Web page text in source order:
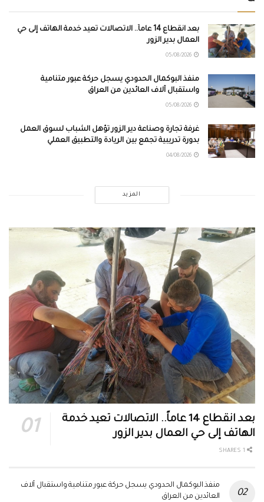
بعد انقطاع 14 عاماً.. الاتصالات تعيد خدمة الهاتف إلى حي
العمال بدير الزور
منفذ البوكمال الحدودي يسجل حركة عبور متنامية
واستقبال آلاف العائدين من العراق
غرفة تجارة وصناعة دير الزور تؤهل الشباب لسوق العمل
بدورة تدريبية تجمع بين الريادة والتطبيق العملي
المزيد
بعد انقطاع 14 عاماً.. الاتصالات تعيد خدمة
الهاتف إلى حي العمال بدير الزور
منفذ البوكمال الحدودي يسجل حركة عبور متنامية واستقبال آلاف
العائدين من العراق